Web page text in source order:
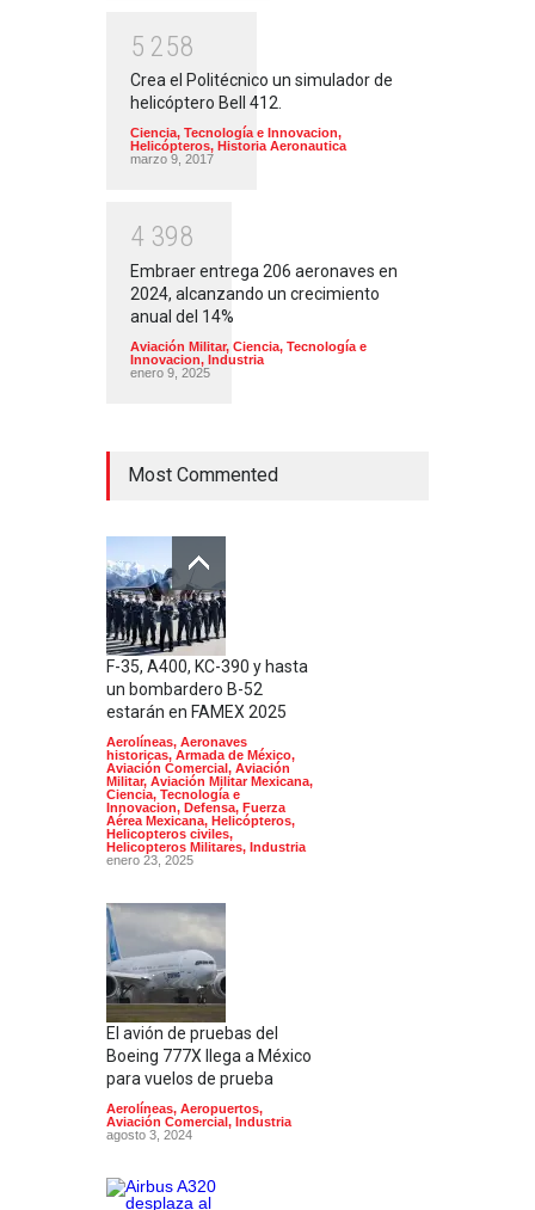
5 258
Crea el Politécnico un simulador de
helicóptero Bell 412.
Ciencia, Tecnología e Innovacion,
Helicópteros, Historia Aeronautica
marzo 9, 2017
4 398
Embraer entrega 206 aeronaves en
2024, alcanzando un crecimiento
anual del 14%
Aviación Militar, Ciencia, Tecnología e
Innovacion, Industria
enero 9, 2025
Most Commented
F-35, A400, KC-390 y hasta
un bombardero B-52
estarán en FAMEX 2025
Aerolíneas, Aeronaves
historicas, Armada de México,
Aviación Comercial, Aviación
Militar, Aviación Militar Mexicana,
Ciencia, Tecnología e
Innovacion, Defensa, Fuerza
Aérea Mexicana, Helicópteros,
Helicopteros civiles,
Helicopteros Militares, Industria
enero 23, 2025
El avión de pruebas del
Boeing 777X llega a México
para vuelos de prueba
Aerolíneas, Aeropuertos,
Aviación Comercial, Industria
agosto 3, 2024